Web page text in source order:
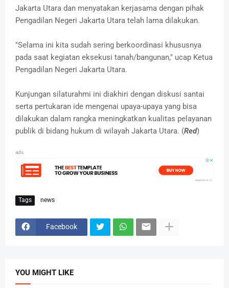
Jakarta Utara dan menyatakan kerjasama dengan pihak
Pengadilan Negeri Jakarta Utara telah lama dilakukan.
"Selama ini kita sudah sering berkoordinasi khususnya
pada saat kegiatan eksekusi tanah/bangunan," ucap Ketua
Pengadilan Negeri Jakarta Utara.
Kunjungan silaturahmi ini diakhiri dengan diskusi santai
serta pertukaran ide mengenai upaya-upaya yang bisa
dilakukan dalam rangka meningkatkan kualitas pelayanan
publik di bidang hukum di wilayah Jakarta Utara. (Red)
ads
Tags news
Facebook
YOU MIGHT LIKE